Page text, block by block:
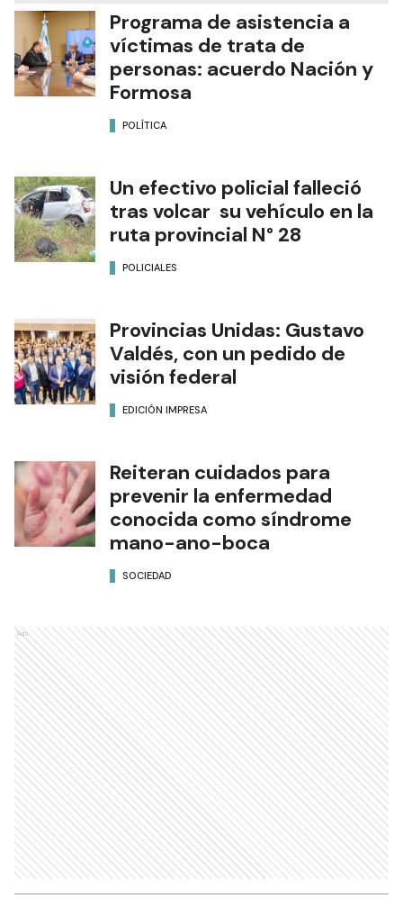
Programa de asistencia a
víctimas de trata de
personas: acuerdo Nación y
Formosa
POLÍTICA
Un efectivo policial falleció
tras volcar su vehículo en la
ruta provincial N° 28
POLICIALES
Provincias Unidas: Gustavo
Valdés, con un pedido de
visión federal
EDICIÓN IMPRESA
Reiteran cuidados para
prevenir la enfermedad
conocida como síndrome
mano-ano-boca
SOCIEDAD
Ads